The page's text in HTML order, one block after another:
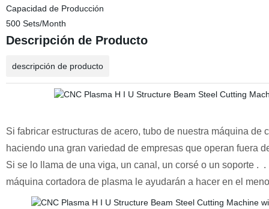
Capacidad de Producción
500 Sets/Month
Descripción de Producto
descripción de producto
Si fabricar estructuras de acero, tubo de nuestra máquina
haciendo una gran variedad de empresas que operan fuera
Si se lo llama de una viga, un canal, un corsé o un soporte
máquina cortadora de plasma le ayudarán a hacer en el